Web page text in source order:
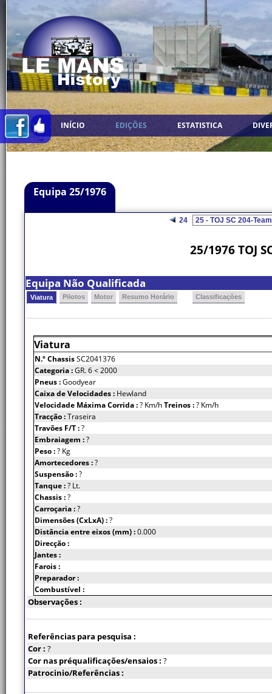
INÍCIO EDIÇÕES ESTATISTICA
Equipa 25/1976
24
25/1976 TOJ
Equipa Não Qualificada
Viatura Pilotos Motor Resumo Horário Classificações
Viatura
N.º ChassisSC2041376
Categoria :GR. 6 < 2000
Pneus :Goodyear
Caixa de Velocidades : Hewland
Velocidade Máxima Corrida :? Km/hTreinos :? Km/h
Tracção :Traseira
Travões F/T :?
Embraiagem :?
Peso :? Kg
Amortecedores :?
Suspensão :?
Tanque :? Lt.
Chassis :?
Carroçaria :?
Dimensões (CxLxA) :?
Distância entre eixos (mm) :0.000
Direcção :
Jantes :
Farois :
Preparador :
Combustível :
Observações :
Referências para pesquisa :
Cor : ?
Cor nas préqualificações/ensaios : ?
Patrocinio/Referências :